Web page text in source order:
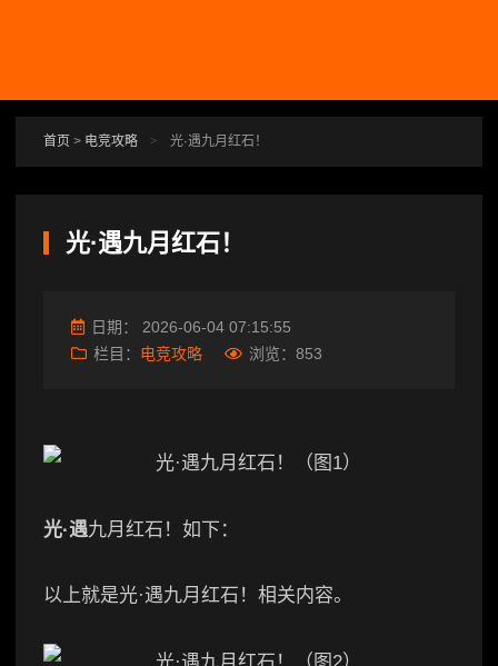
首页 > 电竞攻略 > 光·遇九月红石！
光·遇九月红石！
日期： 2026-06-04 07:15:55
栏目： 电竞攻略 浏览： 853
光·遇九月红石！如下：
以上就是光·遇九月红石！相关内容。